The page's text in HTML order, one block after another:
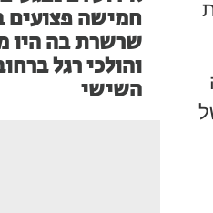
חמישה פצועים
שרשרת בה היו
והולכי רגל
השישי